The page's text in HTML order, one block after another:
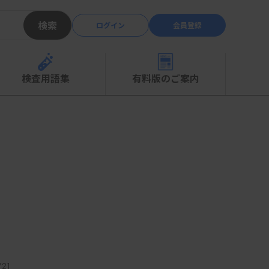
検索 ログイン 会員登録
検査用語集 有料版のご案内